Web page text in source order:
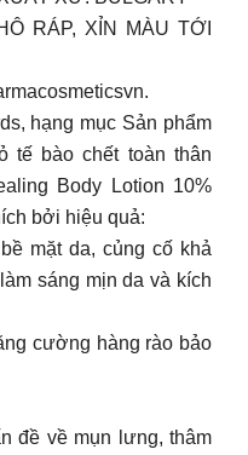
RÁP, XỈN MÀU TỚI
hạng mục Sản phẩm
tế bào chết toàn thân
Body Lotion 10%
bởi hiệu quả:
mặt da, củng cố khả
sáng mịn da và kích
cường hàng rào bảo
đề về mụn lưng, thâm